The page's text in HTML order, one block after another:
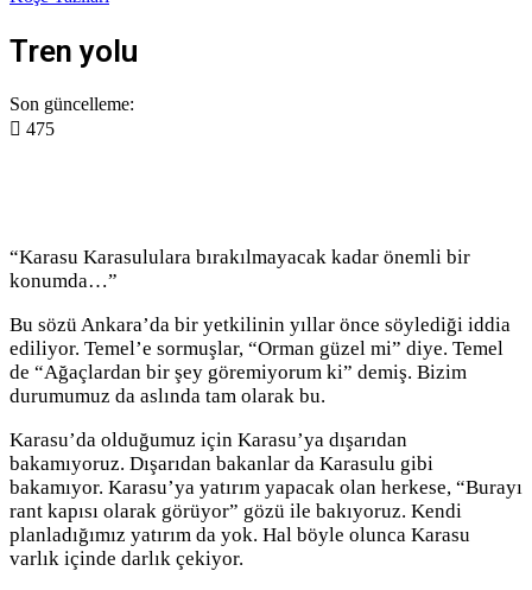
Tren yolu
Son güncelleme:
475
“Karasu Karasululara bırakılmayacak kadar önemli bir
konumda…”
Bu sözü Ankara’da bir yetkilinin yıllar önce söylediği iddia
ediliyor. Temel’e sormuşlar, “Orman güzel mi” diye. Temel
de “Ağaçlardan bir şey göremiyorum ki” demiş. Bizim
durumumuz da aslında tam olarak bu.
Karasu’da olduğumuz için Karasu’ya dışarıdan
bakamıyoruz. Dışarıdan bakanlar da Karasulu gibi
bakamıyor. Karasu’ya yatırım yapacak olan herkese, “Burayı
rant kapısı olarak görüyor” gözü ile bakıyoruz. Kendi
planladığımız yatırım da yok. Hal böyle olunca Karasu
varlık içinde darlık çekiyor.